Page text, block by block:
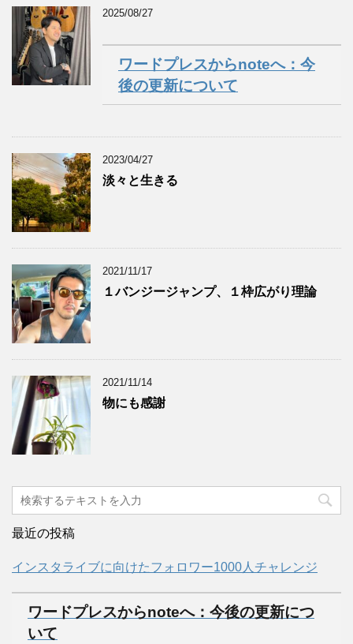
2025/08/27
ワードプレスからnoteへ：今
後の更新について
2023/04/27
淡々と生きる
2021/11/17
１バンジージャンプ、１枠広がり理論
2021/11/14
物にも感謝
最近の投稿
インスタライブに向けたフォロワー1000人チャレンジ
ワードプレスからnoteへ：今後の更新につ
いて